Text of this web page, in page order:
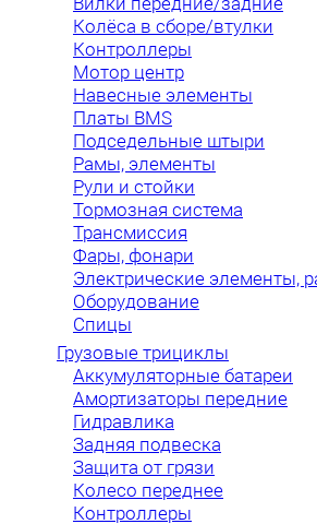
Колёса в сборе/втулки
Контроллеры
Мотор центр
Навесные элементы
Платы BMS
Подседельные штыри
Рамы, элементы
Рули и стойки
Тормозная система
Трансмиссия
Фары, фонари
Электрические элементы,
Оборудование
Спицы
Грузовые трициклы
Аккумуляторные батареи
Амортизаторы передние
Гидравлика
Задняя подвеска
Защита от грязи
Колесо переднее
Контроллеры